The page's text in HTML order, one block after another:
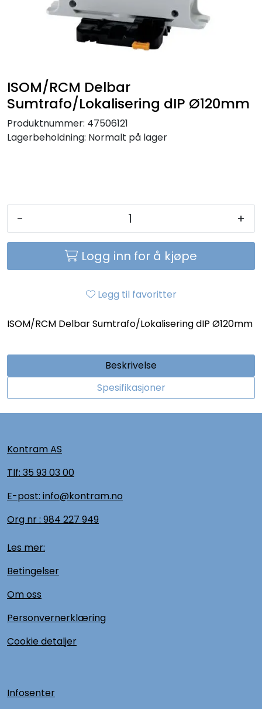
ISOM/RCM Delbar
Sumtrafo/Lokalisering dIP Ø120mm
Produktnummer: 47506121
Lagerbeholdning: Normalt på lager
- +
Logg inn for å kjøpe
Legg til favoritter
ISOM/RCM Delbar Sumtrafo/Lokalisering dIP Ø120mm
Beskrivelse
Spesifikasjoner
Kontram AS
Tlf: 35 93 03 00
E-post: info@kontram.no
Org nr : 984 227 949
Les mer:
Betingelser
Om oss
Personvernerklæring
Cookie detaljer
Infosenter
Sikringer
Nyheter